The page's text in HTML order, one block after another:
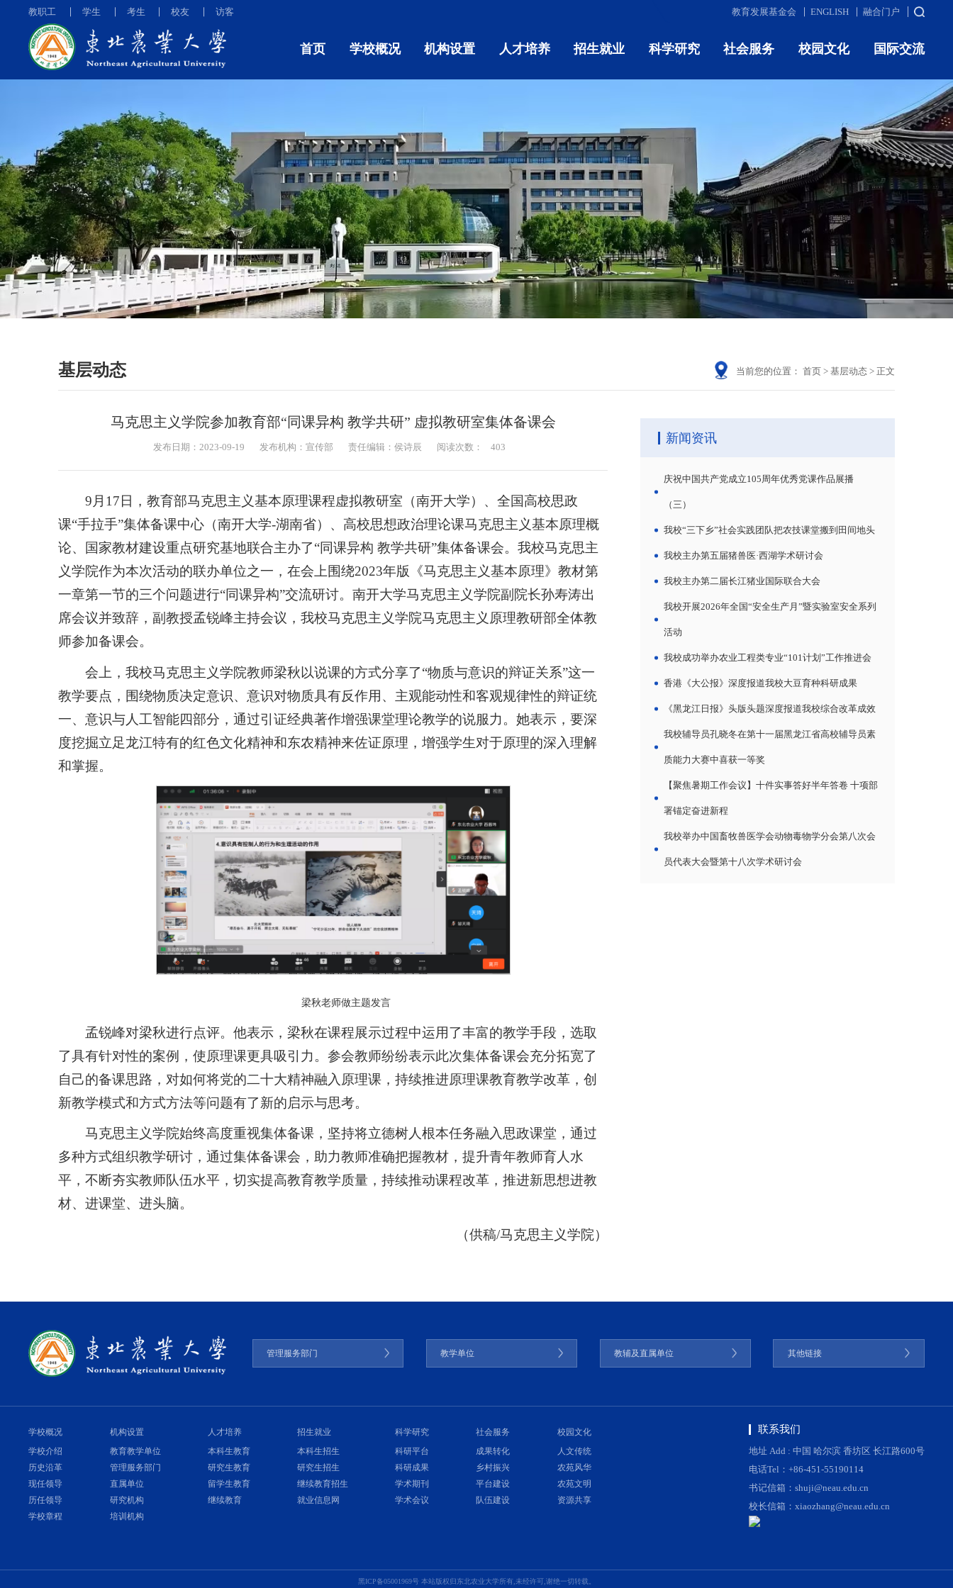
教职工 学生 考生 校友 访客 教育发展基金会 ENGLISH 融合门户
首页 学校概况 机构设置 人才培养 招生就业 科学研究 社会服务 校园文化 国际交流
基层动态 当前您的位置： 首页 > 基层动态 > 正文
马克思主义学院参加教育部“同课异构 教学共研” 虚拟教研室集体备课会
发布日期：2023-09-19 发布机构：宣传部 责任编辑：侯诗辰 阅读次数： 403
9月17日，教育部马克思主义基本原理课程虚拟教研室（南开大学）、全国高校思政
课“手拉手”集体备课中心（南开大学-湖南省）、高校思想政治理论课马克思主义基本原理概
论、国家教材建设重点研究基地联合主办了“同课异构 教学共研”集体备课会。我校马克思主
义学院作为本次活动的联办单位之一，在会上围绕2023年版《马克思主义基本原理》教材第
一章第一节的三个问题进行“同课异构”交流研讨。南开大学马克思主义学院副院长孙寿涛出
席会议并致辞，副教授孟锐峰主持会议，我校马克思主义学院马克思主义原理教研部全体教
师参加备课会。
会上，我校马克思主义学院教师梁秋以说课的方式分享了“物质与意识的辩证关系”这一
教学要点，围绕物质决定意识、意识对物质具有反作用、主观能动性和客观规律性的辩证统
一、意识与人工智能四部分，通过引证经典著作增强课堂理论教学的说服力。她表示，要深
度挖掘立足龙江特有的红色文化精神和东农精神来佐证原理，增强学生对于原理的深入理解
和掌握。
梁秋老师做主题发言
孟锐峰对梁秋进行点评。他表示，梁秋在课程展示过程中运用了丰富的教学手段，选取
了具有针对性的案例，使原理课更具吸引力。参会教师纷纷表示此次集体备课会充分拓宽了
自己的备课思路，对如何将党的二十大精神融入原理课，持续推进原理课教育教学改革，创
新教学模式和方式方法等问题有了新的启示与思考。
马克思主义学院始终高度重视集体备课，坚持将立德树人根本任务融入思政课堂，通过
多种方式组织教学研讨，通过集体备课会，助力教师准确把握教材，提升青年教师育人水
平，不断夯实教师队伍水平，切实提高教育教学质量，持续推动课程改革，推进新思想进教
材、进课堂、进头脑。
（供稿/马克思主义学院）
新闻资讯
庆祝中国共产党成立105周年优秀党课作品展播
（三）
我校“三下乡”社会实践团队把农技课堂搬到田间地头
我校主办第五届猪兽医·西湖学术研讨会
我校主办第二届长江猪业国际联合大会
我校开展2026年全国“安全生产月”暨实验室安全系列
活动
我校成功举办农业工程类专业“101计划”工作推进会
香港《大公报》深度报道我校大豆育种科研成果
《黑龙江日报》头版头题深度报道我校综合改革成效
我校辅导员孔晓冬在第十一届黑龙江省高校辅导员素
质能力大赛中喜获一等奖
【聚焦暑期工作会议】十件实事答好半年答卷 十项部
署锚定奋进新程
我校举办中国畜牧兽医学会动物毒物学分会第八次会
员代表大会暨第十八次学术研讨会
管理服务部门 教学单位 教辅及直属单位 其他链接
学校概况
学校介绍
历史沿革
现任领导
历任领导
学校章程
机构设置
教育教学单位
管理服务部门
直属单位
研究机构
培训机构
人才培养
本科生教育
研究生教育
留学生教育
继续教育
招生就业
本科生招生
研究生招生
继续教育招生
就业信息网
科学研究
科研平台
科研成果
学术期刊
学术会议
社会服务
成果转化
乡村振兴
平台建设
队伍建设
校园文化
人文传统
农苑风华
农苑文明
资源共享
联系我们
地址 Add : 中国 哈尔滨 香坊区 长江路600号
电话Tel：+86-451-55190114
书记信箱：shuji@neau.edu.cn
校长信箱：xiaozhang@neau.edu.cn
黑ICP备05001969号 本站版权归东北农业大学所有,未经许可,谢绝一切转载。